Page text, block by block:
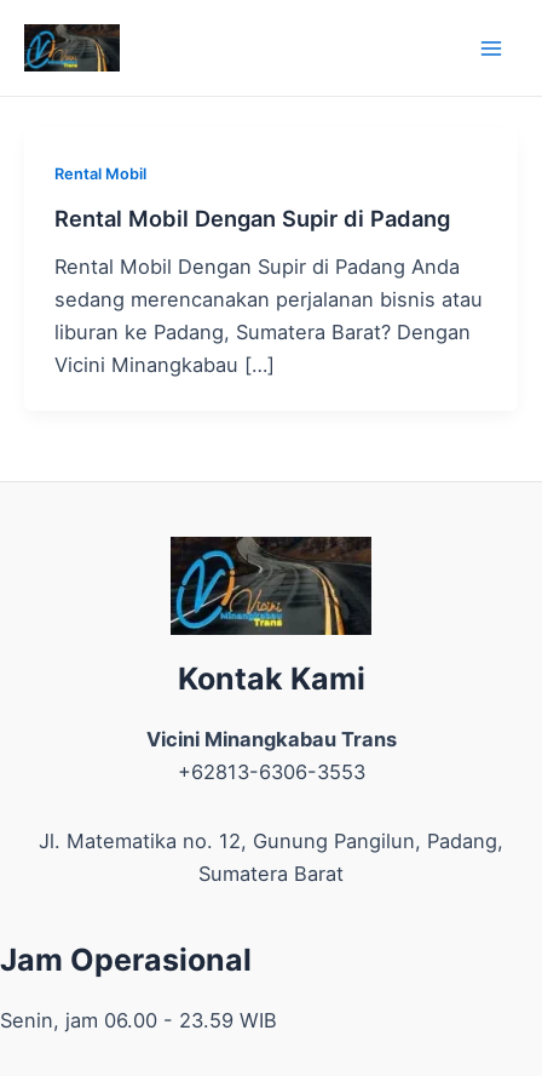
Rental Mobil
Rental Mobil Dengan Supir di Padang
Rental Mobil Dengan Supir di Padang Anda
sedang merencanakan perjalanan bisnis atau
liburan ke Padang, Sumatera Barat? Dengan
Vicini Minangkabau […]
Kontak Kami
Vicini Minangkabau Trans
+62813-6306-3553
Jl. Matematika no. 12, Gunung Pangilun, Padang,
Sumatera Barat
Jam Operasional
Senin, jam 06.00 - 23.59 WIB